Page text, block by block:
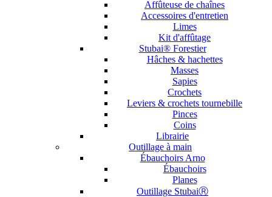
Affûteuse de chaînes
Accessoires d'entretien
Limes
Kit d'affûtage
Stubai® Forestier
Hâches & hachettes
Masses
Sapies
Crochets
Leviers & crochets tournebille
Pinces
Coins
Librairie
Outillage à main
Ébauchoirs Arno
Ébauchoirs
Planes
Outillage StubaiⓇ